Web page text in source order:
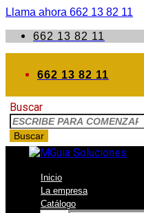
Llama ahora 662 13 82 11
662 13 82 11
662 13 82 11
Buscar
Buscar
Inicio
La empresa
Catálogo